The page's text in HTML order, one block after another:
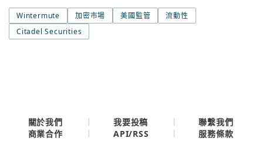
Wintermute 加密市場 美國監管
流動性
Citadel Securities
今日熱門
Google
繼續表示您已同意 服務條款與隱私政策
今日熱門
關於我們 我要投稿
聯繫我們
商業合作
API/RSS 服務條款